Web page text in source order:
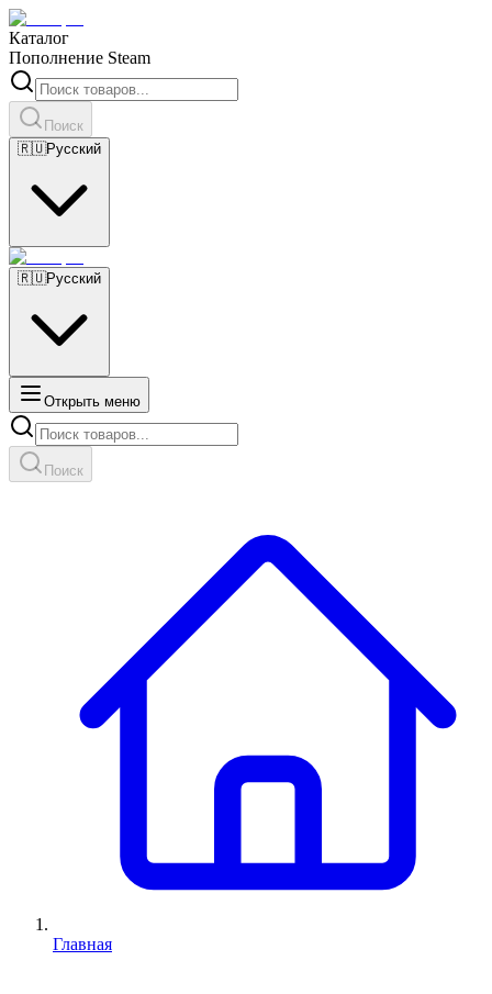
Каталог
Пополнение Steam
Поиск
🇷🇺Русский
🇷🇺Русский
Открыть меню
Поиск
Главная